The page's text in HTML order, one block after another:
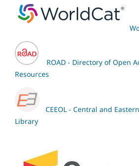
ROAD - Directory of Open
Resources
CEEOL - Central and
Library